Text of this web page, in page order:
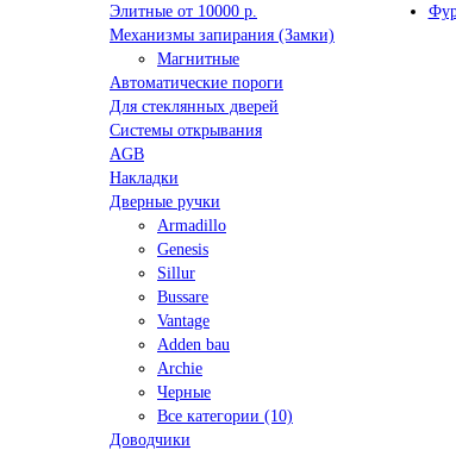
Элитные от 10000 р.
Механизмы запирания (Замки)
Магнитные
Автоматические пороги
Для стеклянных дверей
Системы открывания
AGB
Накладки
Дверные ручки
Armadillo
Genesis
Sillur
Bussare
Vantage
Adden bau
Archie
Черные
Все категории (10)
Доводчики